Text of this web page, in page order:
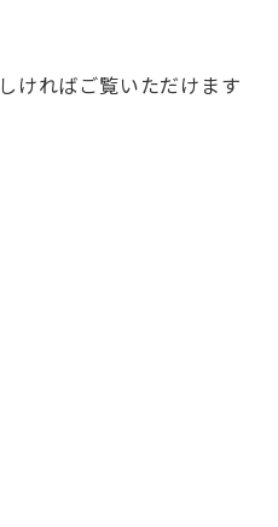
ければご覧いただけます